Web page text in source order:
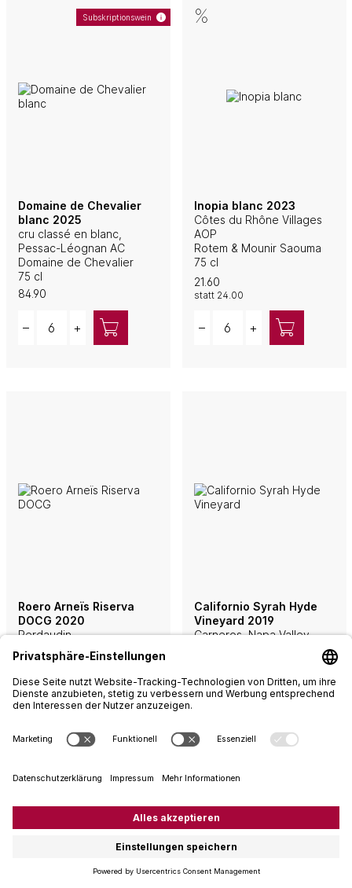
Subskriptionswein
Domaine de Chevalier
blanc 2025
cru classé en blanc,
Pessac-Léognan AC
Domaine de Chevalier
75 cl
84.90
– +
Inopia blanc 2023
Côtes du Rhône Villages
AOP
Rotem & Mounir Saouma
75 cl
21.60
statt 24.00
– +
Roero Arneïs Riserva
DOCG 2020
Perdaudin
Negro Angelo
75 cl
21.00
–
Quantity
+
Californio Syrah Hyde
Vineyard 2019
Carneros, Napa Valley
78.00